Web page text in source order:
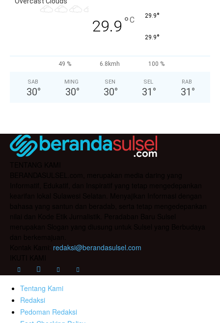
29.9 °C 29.9°
29.9°
49 % 6.8kmh 100 %
SAB
30°
MING
30°
SEN
30°
SEL
31 °
RAB
31 °
redaksi@berandasulsel.com
Tentang Kami
Redaksi
Pedoman Redaksi